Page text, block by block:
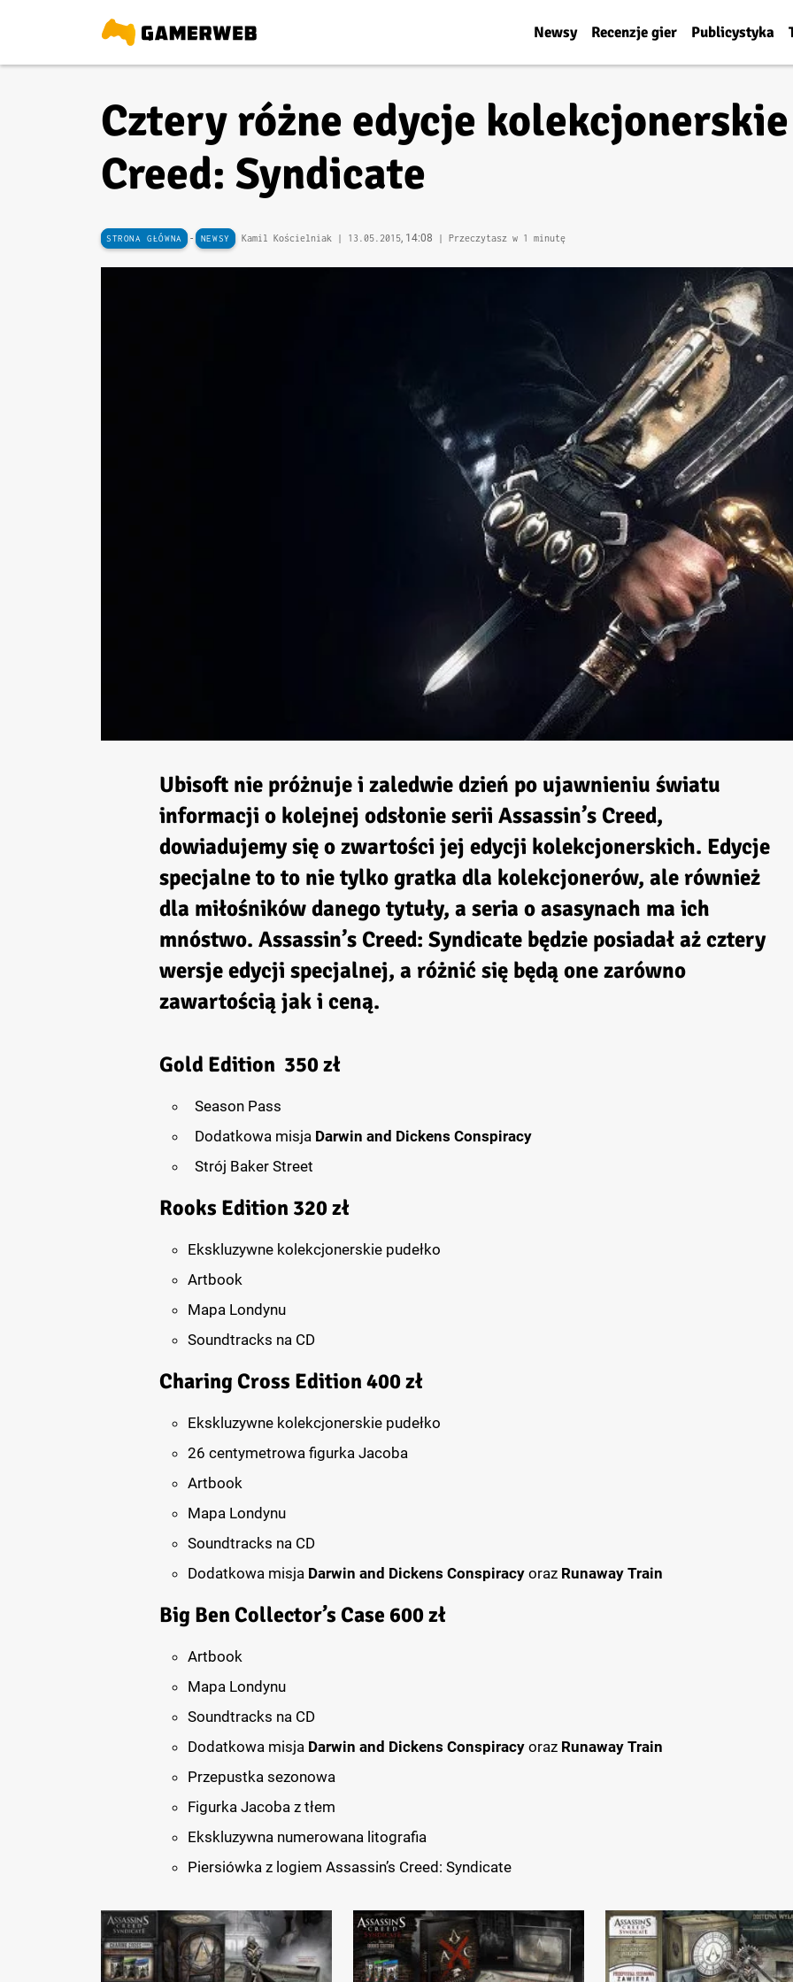
Newsy Recenzje gier Publicystyka
Cztery różne edycje kolekcjonerskie
Creed: Syndicate
STRONA GŁÓWNA - NEWSY Kamil Kościelniak | 13.05.2015, 14:08 | Przeczytasz w 1 minutę
Ubisoft nie próżnuje i zaledwie dzień po ujawnieniu światu
informacji o kolejnej odsłonie serii Assassin’s Creed,
dowiadujemy się o zwartości jej edycji kolekcjonerskich. Edycje
specjalne to to nie tylko gratka dla kolekcjonerów, ale również
dla miłośników danego tytuły, a seria o asasynach ma ich
mnóstwo. Assassin’s Creed: Syndicatebędzie posiadał aż cztery
wersje edycji specjalnej, a różnić się będą one zarówno
zawartością jak i ceną.
Gold Edition350 zł
Season Pass
Dodatkowa misja Darwin and Dickens Conspiracy
Strój Baker Street
Rooks Edition320 zł
Ekskluzywne kolekcjonerskie pudełko
Artbook
Mapa Londynu
Soundtracks na CD
Charing Cross Edition400 zł
Ekskluzywne kolekcjonerskie pudełko
26 centymetrowa figurka Jacoba
Artbook
Mapa Londynu
Soundtracks na CD
Dodatkowa misja Darwin and Dickens Conspiracyoraz Runaway Train
Big Ben Collector’s Case 600 zł
Artbook
Mapa Londynu
Soundtracks na CD
Dodatkowa misja Darwin and Dickens Conspiracyoraz Runaway Train
Przepustka sezonowa
Figurka Jacoba z tłem
Ekskluzywna numerowana litografia
Piersiówka z logiem Assassin’s Creed: Syndicate